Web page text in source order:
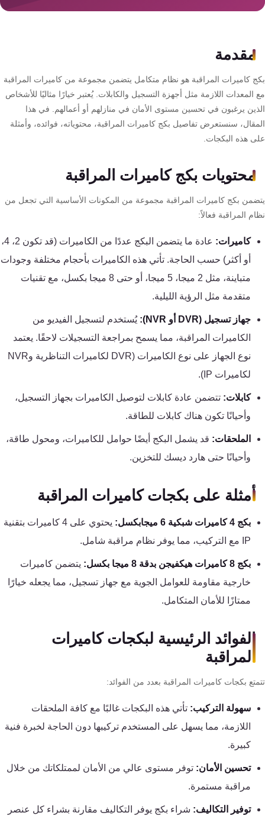
مقدمة
كاميرات المراقبة هو نظام متكامل يتضمن مجموعة من كاميرات المراقبة
المعدات اللازمة مثل أجهزة التسجيل والكابلات. يُعتبر خيارًا مثاليًا للأشخاص
يرغبون في تحسين مستوى الأمان في منازلهم أو أعمالهم. في هذا
سنستعرض تفاصيل بكج كاميرات المراقبة، محتوياته، فوائده، وأمثلة
هذه البكجات.
محتويات بكج كاميرات المراقبة
بكج كاميرات المراقبة مجموعة من المكونات الأساسية التي تجعل من
المراقبة فعالاً:
كاميرات:
عادة ما يتضمن البكج عددًا من الكاميرات (قد تكون 2، 4،
أو أكثر) حسب الحاجة. تأتي هذه الكاميرات بأحجام مختلفة وجودات
متباينة، مثل 2 ميجا، 5 ميجا، أو حتى 8 ميجا بكسل، مع تقنيات
متقدمة مثل الرؤية الليلية.
جهاز تسجيل (DVR أو NVR):
يُستخدم لتسجيل الفيديو من
الكاميرات المراقبة، مما يسمح بمراجعة التسجيلات لاحقًا. يعتمد
نوع الجهاز على نوع الكاميرات (DVR لكاميرات التناظرية وNVR
لكاميرات IP).
كابلات:تتضمن عادة كابلات لتوصيل الكاميرات بجهاز التسجيل،
وأحيانًا تكون هناك كابلات للطاقة.
الملحقات:قد يشمل البكج أيضًا حوامل للكاميرات، ومحول طاقة،
وأحيانًا حتى هارد ديسك للتخزين.
أمثلة على بكجات كاميرات المراقبة
بكج 4 كاميرات شبكية 6 ميجابكسل:
يحتوي على 4 كاميرات بتقنية
IP مع التركيب، مما يوفر نظام مراقبة شامل.
بكج 8 كاميرات هيكفيجن بدقة 8 ميجا بكسل:
يتضمن كاميرات
خارجية مقاومة للعوامل الجوية مع جهاز تسجيل، مما يجعله خيارًا
ممتازًا للأمان المتكامل.
الفوائد الرئيسية لبكجات كاميرات
المراقبة
بكجات كاميرات المراقبة بعدد من الفوائد:
سهولة التركيب:تأتي هذه البكجات غالبًا مع كافة الملحقات
اللازمة، مما يسهل على المستخدم تركيبها دون الحاجة لخبرة فنية
كبيرة.
تحسين الأمان:توفر مستوى عالي من الأمان لممتلكاتك من خلال
مراقبة مستمرة.
توفير التكاليف:شراء بكج يوفر التكاليف مقارنة بشراء كل عنصر
ساوند
حلول
أمنية
للشركات
بصمة
الحضور
والانصراف
المحمول
والانترنت
انتركم
السرقة
أنظمة
الحريق
أكسيس
كنترول